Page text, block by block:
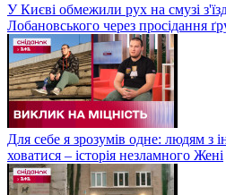
У Києві обмежили рух на смузі
Лобановського через просідання
Для себе я зрозумів одне: людям з
ховатися – історія незламного Жені